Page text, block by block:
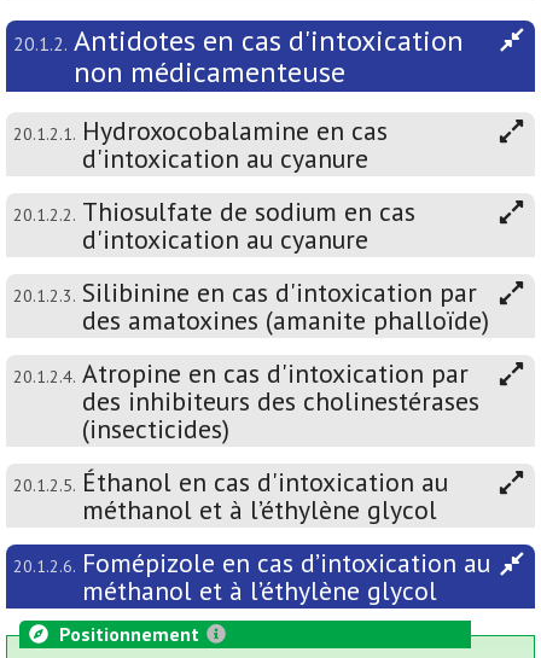
20.1.2. Antidotes en cas d'intoxication
non médicamenteuse
20.1.2.1. Hydroxocobalamine en cas
d'intoxication au cyanure
20.1.2.2. Thiosulfate de sodium en cas
d'intoxication au cyanure
20.1.2.3. Silibinine en cas d'intoxication par
des amatoxines (amanite phalloïde)
20.1.2.4. Atropine en cas d'intoxication par
des inhibiteurs des cholinestérases
(insecticides)
20.1.2.5. Éthanol en cas d'intoxication au
méthanol et à l’éthylène glycol
20.1.2.6. Fomépizole en cas d’intoxication au
méthanol et à l’éthylène glycol
Positionnement